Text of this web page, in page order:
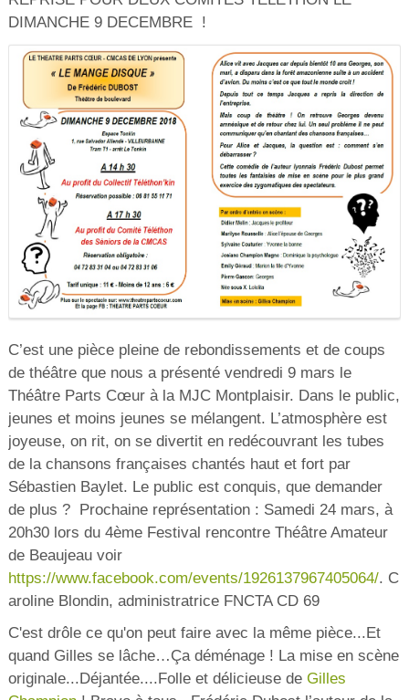
DIMANCHE 9 DECEMBRE !
C’est une pièce pleine de rebondissements et de coups
de théâtre que nous a présenté vendredi 9 mars le
Théâtre Parts Cœur à la MJC Montplaisir. Dans le public,
jeunes et moins jeunes se mélangent. L’atmosphère est
joyeuse, on rit, on se divertit en redécouvrant les tubes
de la chansons françaises chantés haut et fort par
Sébastien Baylet. Le public est conquis, que demander
de plus ? Prochaine représentation : Samedi 24 mars, à
20h30 lors du 4ème Festival rencontre Théâtre Amateur
de Beaujeau voir
https://www.facebook.com/events/1926137967405064/. C
aroline Blondin, administratrice FNCTA CD 69
C'est drôle ce qu'on peut faire avec la même pièce...Et
quand Gilles se lâche…Ça déménage ! La mise en scène
originale...Déjantée....Folle et délicieuse de Gilles